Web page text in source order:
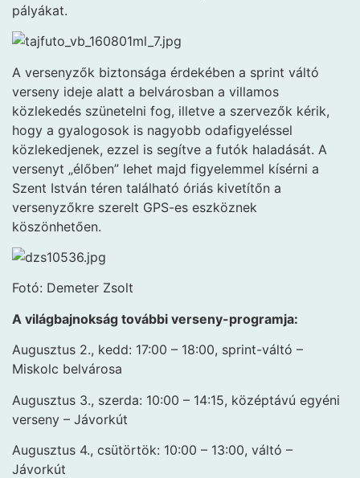
pályákat.
A versenyzők biztonsága érdekében a sprint váltó
verseny ideje alatt a belvárosban a villamos
közlekedés szünetelni fog, illetve a szervezők kérik,
hogy a gyalogosok is nagyobb odafigyeléssel
közlekedjenek, ezzel is segítve a futók haladását. A
versenyt „élőben” lehet majd figyelemmel kísérni a
Szent István téren található óriás kivetítőn a
versenyzőkre szerelt GPS-es eszköznek
köszönhetően.
Fotó: Demeter Zsolt
A világbajnokság további verseny-programja:
Augusztus 2., kedd: 17:00 – 18:00, sprint-váltó –
Miskolc belvárosa
Augusztus 3., szerda: 10:00 – 14:15, középtávú egyéni
verseny – Jávorkút
Augusztus 4., csütörtök: 10:00 – 13:00, váltó –
Jávorkút